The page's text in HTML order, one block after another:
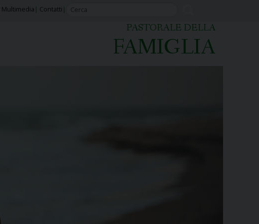
Multimedia Contatti
PASTORALE DELLA
FAMIGLIA